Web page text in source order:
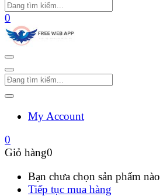
0
My Account
0
Giỏ hàng0
Bạn chưa chọn sản phẩm nào
Tiếp tục mua hàng